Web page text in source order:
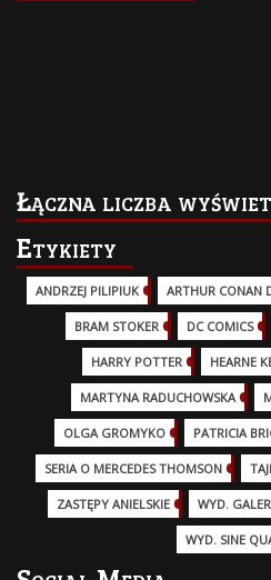
Łączna liczba
Etykiety
ANDRZEJ PILIPIUK (29)ARTHUR CONAN
BRAM STOKER DC COMICS
HARRY POTTER (13)HEARNE
MARTYNA RADUCHOWSKA
OLGA GROMYKO PATRICIA
SERIA O MERCEDES THOMSON (11)
ZASTĘPY ANIELSKIE WYD.
WYD. SINE